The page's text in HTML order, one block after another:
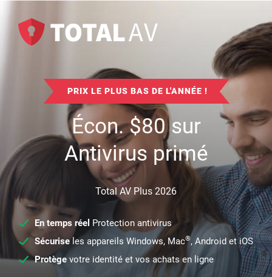
PRIX LE PLUS BAS DE L'ANNÉE !
Écon.$80sur
Antivirus primé
Total AV Plus 2026
En temps réel Protection antivirus
Sécuriseles appareils Windows, Mac®, Android et iOS
Protège votre identité et vos achats en ligne